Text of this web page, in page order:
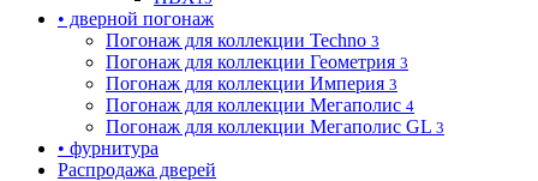
• дверной погонаж
Погонаж для коллекции Techno 3
Погонаж для коллекции Геометрия 3
Погонаж для коллекции Империя 3
Погонаж для коллекции Мегаполис 4
Погонаж для коллекции Мегаполис GL 3
• фурнитура
Распродажа дверей